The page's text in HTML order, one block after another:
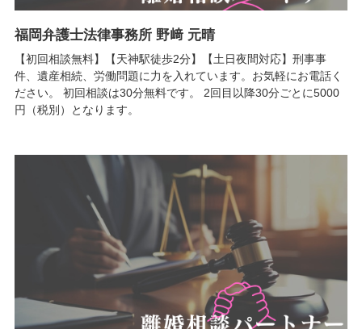
福岡弁護士法律事務所 野﨑 元晴
【初回相談無料】【天神駅徒歩2分】【土日夜間対応】刑事事
件、遺産相続、労働問題に力を入れています。お気軽にお電話く
ださい。 初回相談は30分無料です。 2回目以降30分ごとに5000
円（税別）となります。